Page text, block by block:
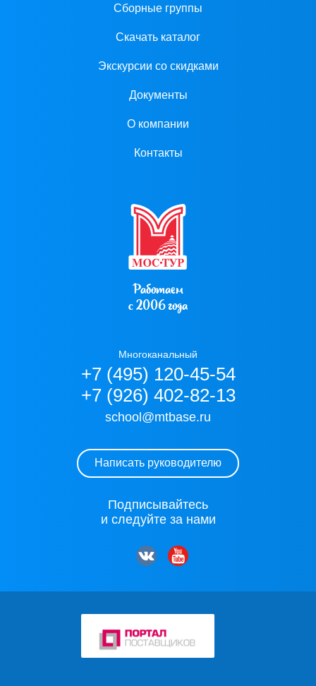
Сборные группы
Скачать каталог
Экскурсии со скидками
Документы
О компании
Контакты
Работаем
с 2006 года
Многоканальный
+7 (495) 120-45-54
+7 (926) 402-82-13
school@mtbase.ru
Написать руководителю
Подписывайтесь
и следуйте за нами